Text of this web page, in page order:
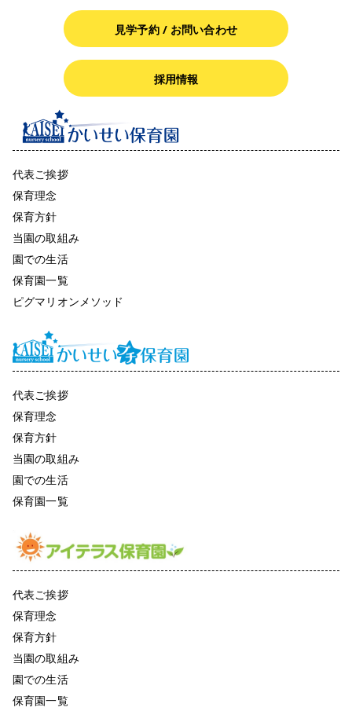
見学予約 / お問い合わせ
採用情報
代表ご挨拶
保育理念
保育方針
当園の取組み
園での生活
保育園一覧
ピグマリオンメソッド
代表ご挨拶
保育理念
保育方針
当園の取組み
園での生活
保育園一覧
代表ご挨拶
保育理念
保育方針
当園の取組み
園での生活
保育園一覧